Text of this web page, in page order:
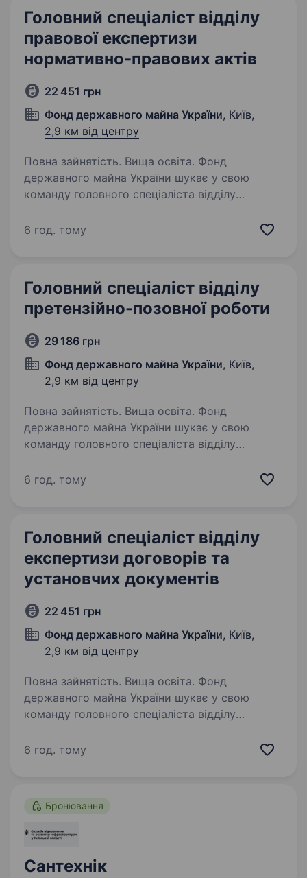
Головний спеціаліст відділу
правової експертизи
нормативно-правових актів
22 451 грн
Фонд державного майна України, Київ,
2,9 км від центру
Повна зайнятість. Вища освіта. Фонд
державного майна України шукає у свою
команду головного спеціаліста відділу
актів Управління правового забезпечення
6 год. тому
Головний спеціаліст відділу
претензійно-позовної роботи
29 186 грн
Фонд державного майна України, Київ,
2,9 км від центру
Повна зайнятість. Вища освіта. Фонд
державного майна України шукає у свою
команду головного спеціаліста відділу
представництва інтересів Фонду Юридичного
6 год. тому
Головний спеціаліст відділу
експертизи договорів та
установчих документів
22 451 грн
Фонд державного майна України, Київ,
2,9 км від центру
Повна зайнятість. Вища освіта. Фонд
державного майна України шукає у свою
команду головного спеціаліста відділу
документів Управління представництва
6 год. тому
Бронювання
Сантехнік